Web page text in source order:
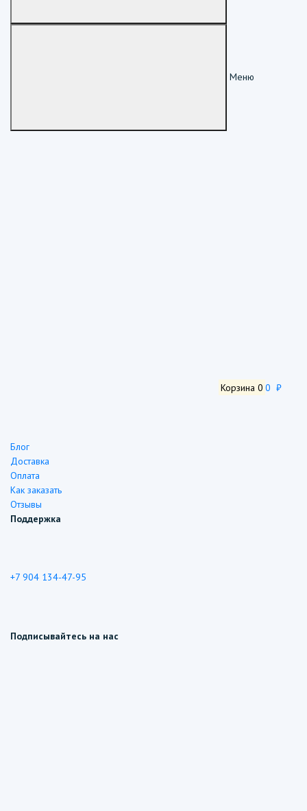
Меню
Корзина 0 0 ₽
Блог
Доставка
Оплата
Как заказать
Отзывы
Поддержка
+7 904 134-47-95
Подписывайтесь на нас